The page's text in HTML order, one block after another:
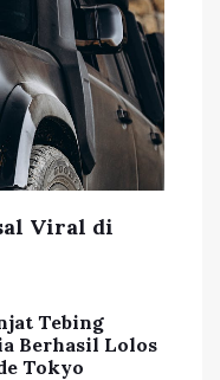
Viral di
Tebing
Berhasil Lolos
Tokyo